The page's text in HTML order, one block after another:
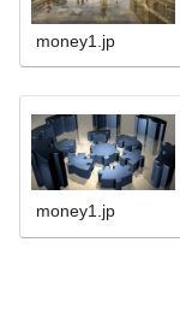
money1.jp
money1.jp